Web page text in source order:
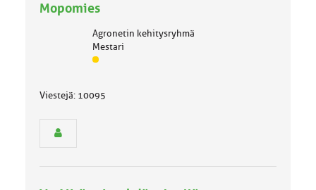
Mopomies
Agronetin kehitysryhmä
Mestari
J
e
Viestejä: 10095